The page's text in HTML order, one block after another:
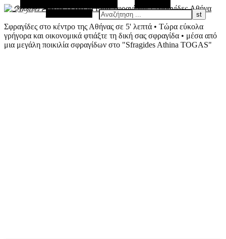
Σφραγίδες στο κέντρο της Αθήνας σε 5' λεπτά • Τώρα εύκολα
γρήγορα και οικονομικά φτιάξτε τη δική σας σφραγίδα • μέσα από
μια μεγάλη ποικιλία σφραγίδων στο "Sfragides Athina TOGAS"
Τυχαίο Άρθρο
Αναζήτηση